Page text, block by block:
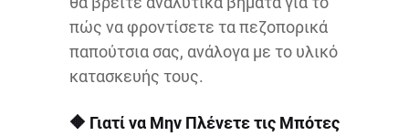
πώς να φροντίσετε τα πεζοπορικά
παπούτσια σας, ανάλογα με το υλικό
κατασκευής τους.
🔶 Γιατί να Μην Πλένετε τις Μπότες